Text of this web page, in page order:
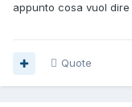
appunto cosa vuol dire
Quote